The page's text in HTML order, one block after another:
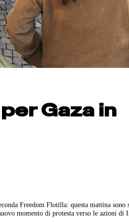
Gaza in
Freedom Flotilla: questa mattina sono
momento di protesta verso le azioni di